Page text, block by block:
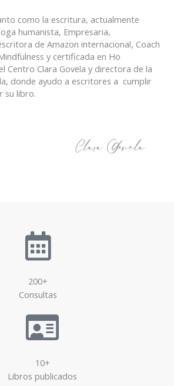
como la escritura, actualmente
humanista, Empresaria,
de Amazon internacional, Coach
y certificada en Ho
Centro Clara Govela y directora de la
donde ayudo a escritores a cumplir
su libro.
200+
Consultas
10+
Libros publicados